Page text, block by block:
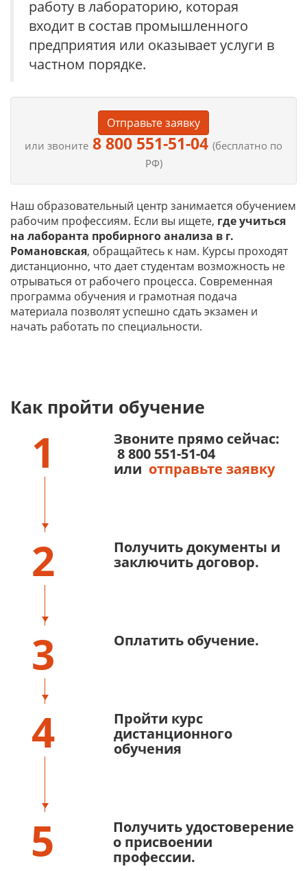
работу в лабораторию, которая
входит в состав промышленного
предприятия или оказывает услуги в
частном порядке.
Отправьте заявку
или звоните 8 800 551-51-04 (бесплатно по
РФ)
Наш образовательный центр занимается обучением
рабочим профессиям. Если вы ищете, где учиться
на лаборанта пробирного анализа в г.
Романовская, обращайтесь к нам. Курсы проходят
дистанционно, что дает студентам возможность не
отрываться от рабочего процесса. Современная
программа обучения и грамотная подача
материала позволят успешно сдать экзамен и
начать работать по специальности.
Как пройти обучение
1
Звоните прямо сейчас:
8 800 551-51-04
или отправьте заявку
2
Получить документы и
заключить договор.
3 Оплатить обучение.
4
Пройти курс
дистанционного
обучения
5
Получить удостоверение
о присвоении
профессии.